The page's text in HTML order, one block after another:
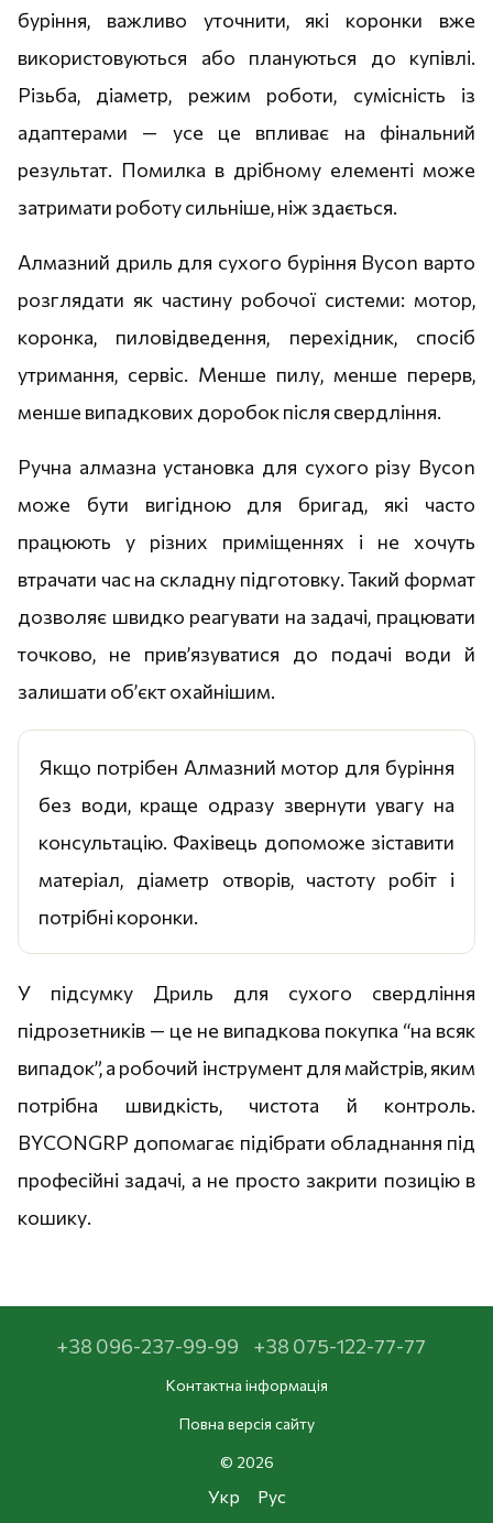
буріння, важливо уточнити, які коронки вже
використовуються або плануються до купівлі.
Різьба, діаметр, режим роботи, сумісність із
адаптерами — усе це впливає на фінальний
результат. Помилка в дрібному елементі може
затримати роботу сильніше, ніж здається.
Алмазний дриль для сухого буріння Bycon варто
розглядати як частину робочої системи: мотор,
коронка, пиловідведення, перехідник, спосіб
утримання, сервіс. Менше пилу, менше перерв,
менше випадкових доробок після свердління.
Ручна алмазна установка для сухого різу Bycon
може бути вигідною для бригад, які часто
працюють у різних приміщеннях і не хочуть
втрачати час на складну підготовку. Такий формат
дозволяє швидко реагувати на задачі, працювати
точково, не прив’язуватися до подачі води й
залишати об’єкт охайнішим.
Якщо потрібен Алмазний мотор для буріння
без води, краще одразу звернути увагу на
консультацію. Фахівець допоможе зіставити
матеріал, діаметр отворів, частоту робіт і
потрібні коронки.
У підсумку Дриль для сухого свердління
підрозетників — це не випадкова покупка “на всяк
випадок”, а робочий інструмент для майстрів, яким
потрібна швидкість, чистота й контроль.
BYCONGRP допомагає підібрати обладнання під
професійні задачі, а не просто закрити позицію в
кошику.
+38 096-237-99-99 +38 075-122-77-77
Контактна інформація
Повна версія сайту
© 2026
Укр Рус